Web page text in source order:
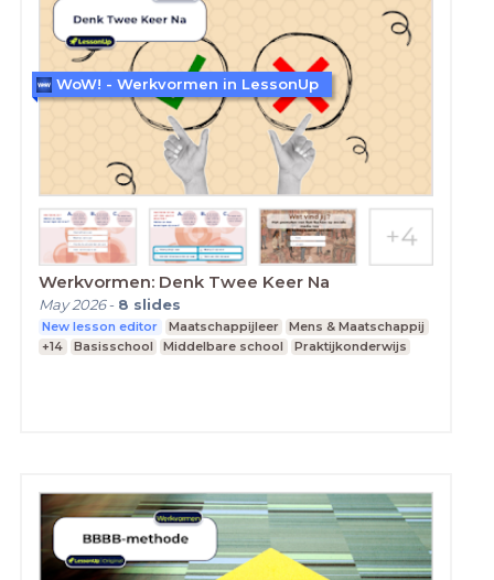
Werkvormen: Denk Twee Keer Na
May 2026- 8 slides
New lesson editor Maatschappijleer
Mens & Maatschappij
+14
Basisschool Middelbare school Praktijkonderwijs
WoW! - Werkvormen in LessonUp